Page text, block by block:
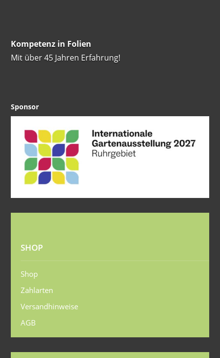
Kompetenz in Folien
Mit über 45 Jahren Erfahrung!
Sponsor
SHOP
Shop
Zahlarten
Versandhinweise
AGB